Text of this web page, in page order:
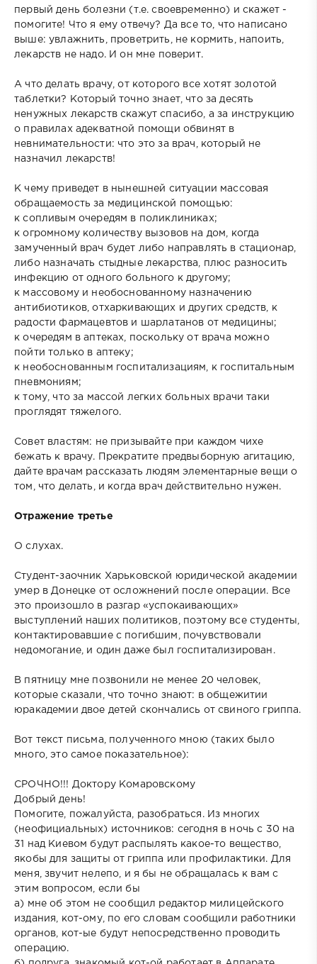
первый день болезни (т.е. своевременно) и скажет -
помогите! Что я ему отвечу? Да все то, что написано
выше: увлажнить, проветрить, не кормить, напоить,
лекарств не надо. И он мне поверит.
А что делать врачу, от которого все хотят золотой
таблетки? Который точно знает, что за десять
ненужных лекарств скажут спасибо, а за инструкцию
о правилах адекватной помощи обвинят в
невнимательности: что это за врач, который не
назначил лекарств!
К чему приведет в нынешней ситуации массовая
обращаемость за медицинской помощью:
к сопливым очередям в поликлиниках;
к огромному количеству вызовов на дом, когда
замученный врач будет либо направлять в стационар,
либо назначать стыдные лекарства, плюс разносить
инфекцию от одного больного к другому;
к массовому и необоснованному назначению
антибиотиков, отхаркивающих и других средств, к
радости фармацевтов и шарлатанов от медицины;
к очередям в аптеках, поскольку от врача можно
пойти только в аптеку;
к необоснованным госпитализациям, к госпитальным
пневмониям;
к тому, что за массой легких больных врачи таки
проглядят тяжелого.
Совет властям: не призывайте при каждом чихе
бежать к врачу. Прекратите предвыборную агитацию,
дайте врачам рассказать людям элементарные вещи о
том, что делать, и когда врач действительно нужен.
Отражение третье
О слухах.
Студент-заочник Харьковской юридической академии
умер в Донецке от осложнений после операции. Все
это произошло в разгар «успокаивающих»
выступлений наших политиков, поэтому все студенты,
контактировавшие с погибшим, почувствовали
недомогание, и один даже был госпитализирован.
В пятницу мне позвонили не менее 20 человек,
которые сказали, что точно знают: в общежитии
юракадемии двое детей скончались от свиного гриппа.
Вот текст письма, полученного мною (таких было
много, это самое показательное):
СРОЧНО!!! Доктору Комаровскому
Добрый день!
Помогите, пожалуйста, разобраться. Из многих
(неофициальных) источников: сегодня в ночь с 30 на
31 над Киевом будут распылять какое-то вещество,
якобы для защиты от гриппа или профилактики. Для
меня, звучит нелепо, и я бы не обращалась к вам с
этим вопросом, если бы
а) мне об этом не сообщил редактор милицейского
издания, кот-ому, по его словам сообщили работники
органов, кот-ые будут непосредственно проводить
операцию.